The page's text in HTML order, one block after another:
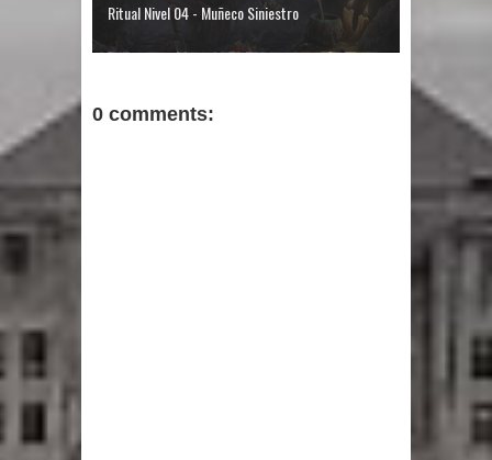
Ritual Nivel 04 - Muñeco Siniestro
0 comments: